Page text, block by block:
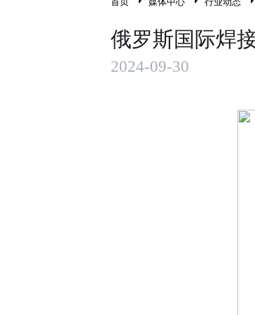
俄罗斯国际焊
2024-09-30